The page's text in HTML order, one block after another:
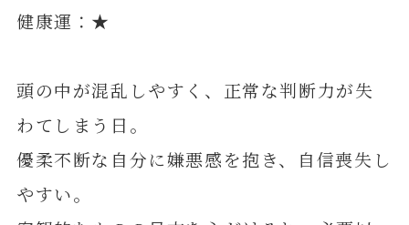
健康運：★
頭の中が混乱しやすく、正常な判断力が失
わてしまう日。
優柔不断な自分に嫌悪感を抱き、自信喪失し
やすい。